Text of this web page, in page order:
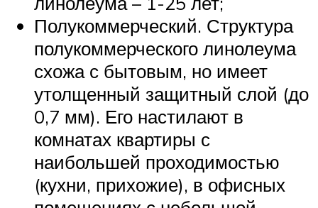
Полукоммерческий. Структура
полукоммерческого линолеума
схожа с бытовым, но имеет
утолщенный защитный слой (до
0,7 мм). Его настилают в
комнатах квартиры с
наибольшей проходимостью
(кухни, прихожие), в офисных